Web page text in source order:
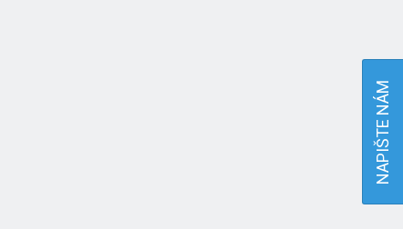
NAPIŠTE NÁM